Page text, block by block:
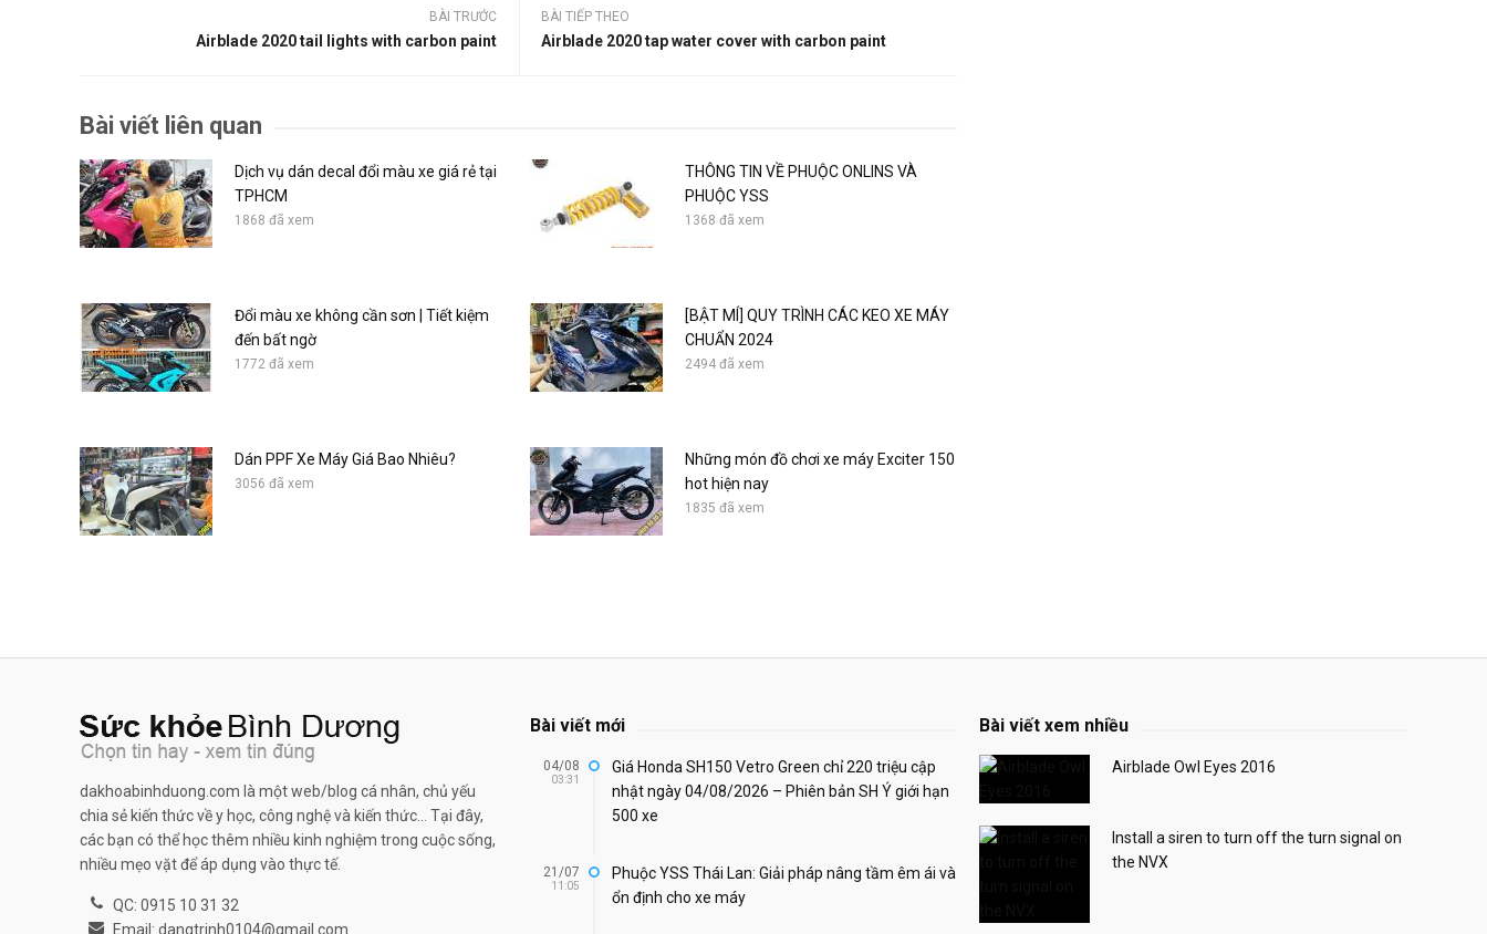
BÀI TRƯỚC
Airblade 2020 tail lights with carbon paint
BÀI TIẾP THEO
Airblade 2020 tap water cover with carbon paint
Bài viết liên quan
Dịch vụ dán decal đổi màu xe giá rẻ tại
TPHCM
1868 đã xem
Đổi màu xe không cần sơn | Tiết kiệm
đến bất ngờ
1772 đã xem
Dán PPF Xe Máy Giá Bao Nhiêu?
3056 đã xem
THÔNG TIN VỀ PHUỘC ONLINS VÀ
PHUỘC YSS
1368 đã xem
[BẬT MÍ] QUY TRÌNH CÁC KEO XE MÁY
CHUẨN 2024
2494 đã xem
Những món đồ chơi xe máy Exciter 150
hot hiện nay
1835 đã xem
dakhoabinhduong.com là một web/blog cá nhân, chủ yếu
chia sẻ kiến thức về y học, công nghệ và kiến thức... Tại đây,
các bạn có thể học thêm nhiều kinh nghiệm trong cuộc sống,
nhiều mẹo vặt để áp dụng vào thực tế.
QC: 0915 10 31 32
Email: dangtrinh0104@gmail.com
Bài viết mới
04/08
03:31
Giá Honda SH150 Vetro Green chỉ 220 triệu cập
nhật ngày 04/08/2026 – Phiên bản SH Ý giới hạn
500 xe
21/07
11:05
Phuộc YSS Thái Lan: Giải pháp nâng tầm êm ái và
ổn định cho xe máy
Bài viết xem nhiều
Airblade Owl Eyes 2016
Install a siren to turn off the turn signal on
the NVX